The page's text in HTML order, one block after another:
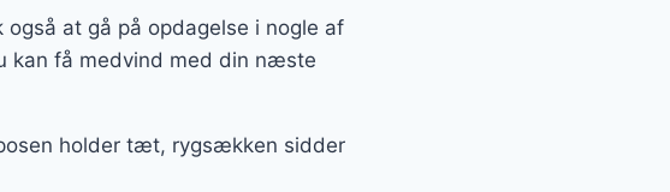
at gå på opdagelse i nogle af
kan få medvind med din næste
holder tæt, rygsækken sidder